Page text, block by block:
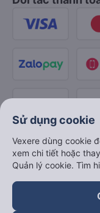
Sử dụng cookie
Vexere dùng cookie
xem chi tiết hoặc
Quản lý cookie. Tìm